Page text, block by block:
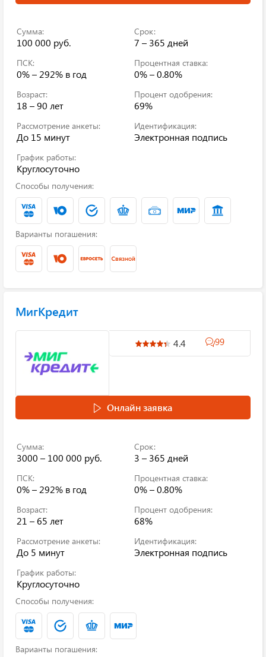
Сумма:
100 000 руб.
Срок:
7 – 365 дней
ПСК:
0% – 292% в год
Процентная ставка:
0% – 0.80%
Возраст:
18 – 90 лет
Процент одобрения:
69%
Рассмотрение анкеты:
До 15 минут
Идентификация:
Электронная подпись
График работы:
Круглосуточно
Способы получения:
Варианты погашения:
МигКредит
4.4 99
Онлайн заявка
Сумма:
3000 – 100 000 руб.
Срок:
3 – 365 дней
ПСК:
0% – 292% в год
Процентная ставка:
0% – 0.80%
Возраст:
21 – 65 лет
Процент одобрения:
68%
Рассмотрение анкеты:
До 5 минут
Идентификация:
Электронная подпись
График работы:
Круглосуточно
Способы получения:
Варианты погашения: